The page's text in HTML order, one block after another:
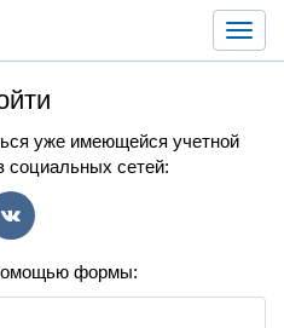
уже имеющейся учетной
социальных сетей:
формы: